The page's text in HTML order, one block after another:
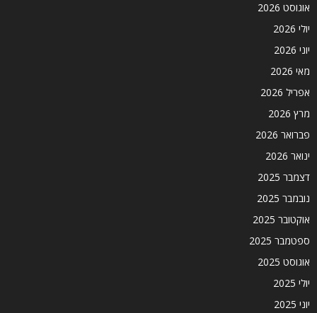
אוגוסט 2026
יולי 2026
יוני 2026
מאי 2026
אפריל 2026
מרץ 2026
פברואר 2026
ינואר 2026
דצמבר 2025
נובמבר 2025
אוקטובר 2025
ספטמבר 2025
אוגוסט 2025
יולי 2025
יוני 2025